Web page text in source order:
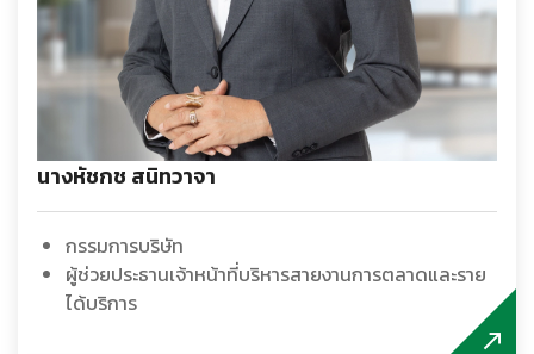
นางหัชกช สนิทวาจา
กรรมการบริษัท
ผู้ช่วยประธานเจ้าหน้าที่บริหารสายงานการตลาดและราย
ได้บริการ